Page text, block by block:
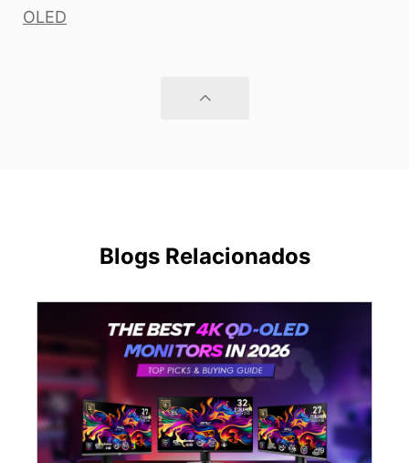
OLED
Blogs Relacionados